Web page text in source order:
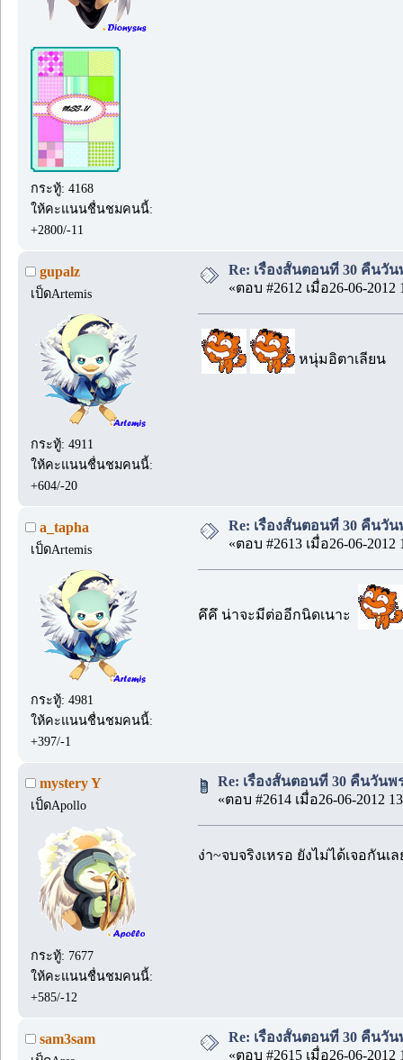
กระทู้: 4168
ให้คะแนนชื่นชมคนนี้:
+2800/-11
gupalz
เป็ดArtemis
กระทู้: 4911
ให้คะแนนชื่นชมคนนี้:
+604/-20
Re: เรื่องสั้นตอนที่ 30 คืนวั
«ตอบ #2612 เมื่อ26-06-2012
หนุ่มอิตาเลียน
a_tapha
เป็ดArtemis
กระทู้: 4981
ให้คะแนนชื่นชมคนนี้:
+397/-1
Re: เรื่องสั้นตอนที่ 30 คืนวั
«ตอบ #2613 เมื่อ26-06-2012
คึคึ น่าจะมีต่ออีกนิดเนาะ
mystery Y
เป็ดApollo
กระทู้: 7677
ให้คะแนนชื่นชมคนนี้:
+585/-12
Re: เรื่องสั้นตอนที่ 30 คืนวันพ
«ตอบ #2614 เมื่อ26-06-2012
ง่า~จบจริงเหรอ ยังไม่ได้เจอกันเล
sam3sam
Re: เรื่องสั้นตอนที่ 30 คืนวั
«ตอบ #2615 เมื่อ26-06-2012